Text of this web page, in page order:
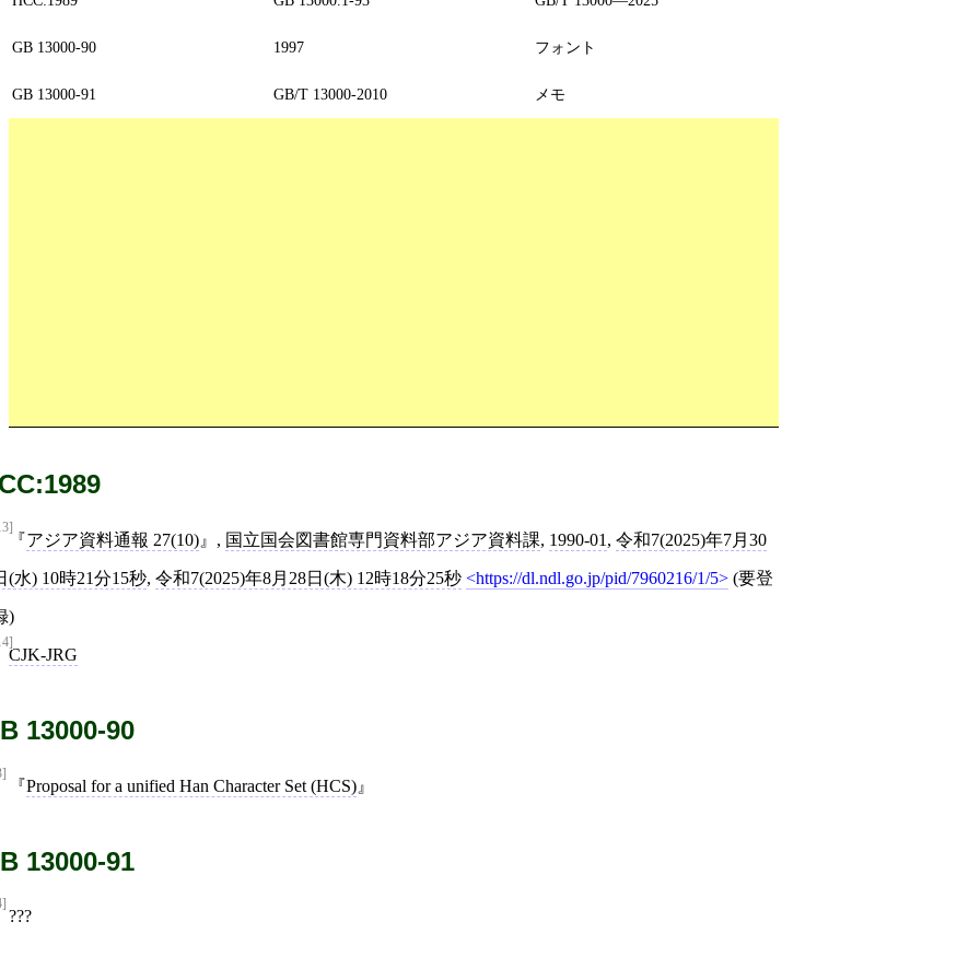
GB 13000-90
GB 13000-91
1997
GB/T 13000-2010
フォント
メモ
アジア資料通報 27(10) , 国立国会図書館専門資料部アジア資料課, 1990-01 , 令和7(2025)年7月30
(水) 10時21分15秒, 令和7(2025)年8月28日(木) 12時18分25秒 https://dl.ndl.go.jp/pid/7960216/1/5 (要登
)
CJK-JRG
13000-90
Proposal for a unified Han Character Set (HCS)
13000-91
???